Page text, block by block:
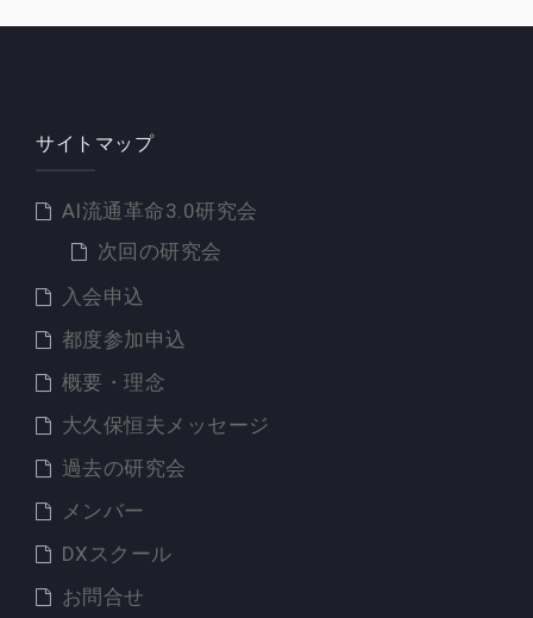
サイトマップ
AI流通革命3.0研究会
次回の研究会
入会申込
都度参加申込
概要・理念
大久保恒夫メッセージ
過去の研究会
メンバー
DXスクール
お問合せ